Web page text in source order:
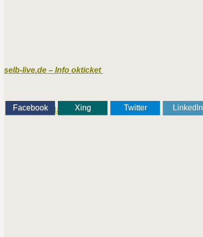
selb-live.de – Info okticket
Facebook Xing Twitter LinkedIn